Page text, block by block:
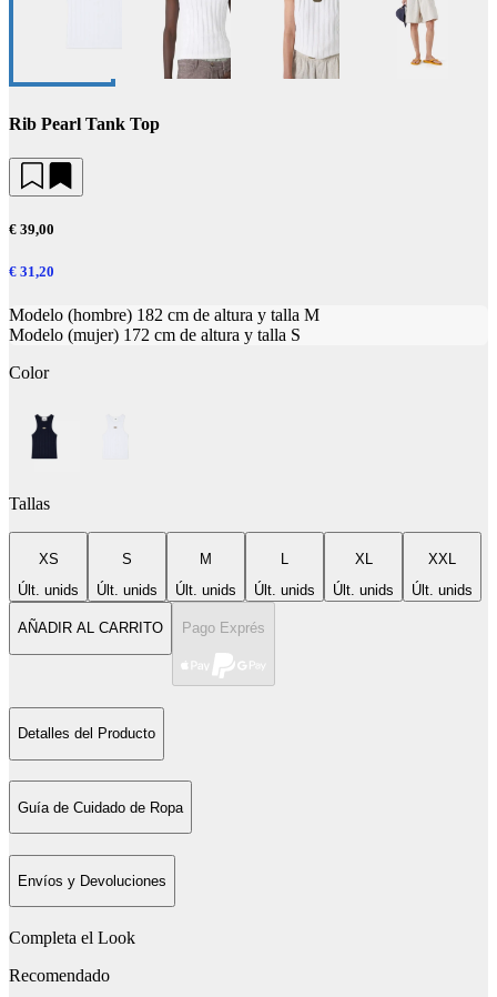
Rib Pearl Tank Top
€ 39,00
€ 31,20
Modelo (hombre) 182 cm de altura y talla M
Modelo (mujer) 172 cm de altura y talla S
Color
Tallas
XS
Últ. unids
S
Últ. unids
M
Últ. unids
L
Últ. unids
XL
Últ. unids
XXL
Últ. unids
AÑADIR AL CARRITO Pago Exprés
Detalles del Producto
Guía de Cuidado de Ropa
Envíos y Devoluciones
Completa el Look
Recomendado